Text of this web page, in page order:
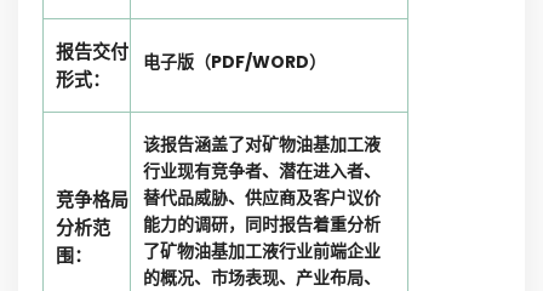
报告交付
形式：
电子版（PDF/WORD）
竞争格局
分析范
围：
该报告涵盖了对矿物油基加工液
行业现有竞争者、潜在进入者、
替代品威胁、供应商及客户议价
能力的调研，同时报告着重分析
了矿物油基加工液行业前端企业
的概况、市场表现、产业布局、